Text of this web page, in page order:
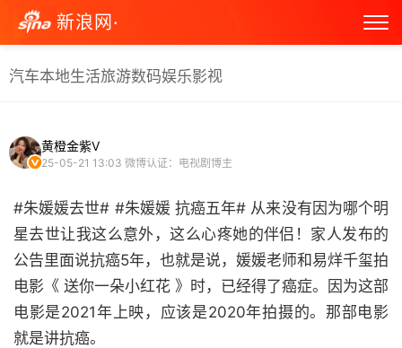
新浪网·
汽车本地生活旅游数码娱乐影视
黄橙金紫V
25-05-21 13:03 微博认证：电视剧博主
#朱媛媛去世# #朱媛媛 抗癌五年# 从来没有因为哪个明
星去世让我这么意外，这么心疼她的伴侣！家人发布的
公告里面说抗癌5年，也就是说，媛媛老师和易烊千玺拍
电影《 送你一朵小红花 》时，已经得了癌症。因为这部
电影是2021年上映，应该是2020年拍摄的。那部电影
就是讲抗癌。